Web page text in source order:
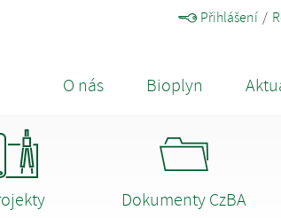
Přihlášení
O nás Bioplyn
Dokumenty CzBA